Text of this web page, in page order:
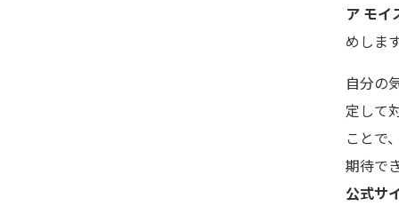
ア モイ
めしま
自分の
定して
ことで
期待で
公式サ